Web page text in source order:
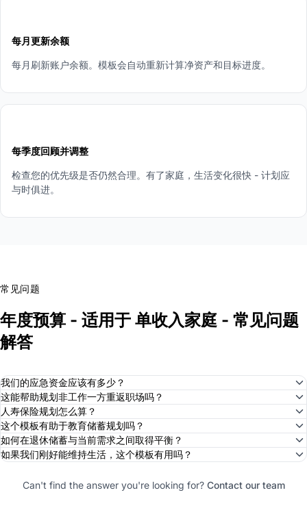
每月更新余额
每月刷新账户余额。模板会自动重新计算净资产和目标进度。
每季度回顾并调整
检查您的优先级是否仍然合理。有了家庭，生活变化很快 - 计划应
与时俱进。
常见问题
年度预算 - 适用于 单收入家庭 - 常见问题
解答
我们的应急资金应该有多少？
这能帮助规划非工作一方重返职场吗？
人寿保险规划怎么算？
这个模板有助于教育储蓄规划吗？
如何在退休储蓄与当前需求之间取得平衡？
如果我们刚好能维持生活，这个模板有用吗？
Can't find the answer you're looking for? Contact our team